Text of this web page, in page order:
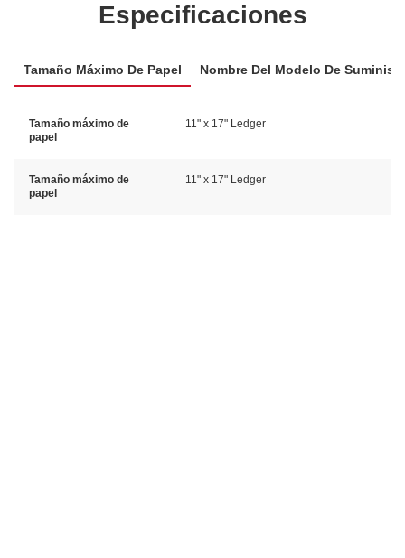
Especificaciones
Tamaño Máximo De Papel Nombre Del Modelo De
Tamaño máximo de
papel
11" x 17" Ledger
Tamaño máximo de
papel
11" x 17" Ledger